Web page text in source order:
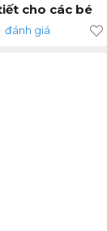
cho các bé
đánh giá